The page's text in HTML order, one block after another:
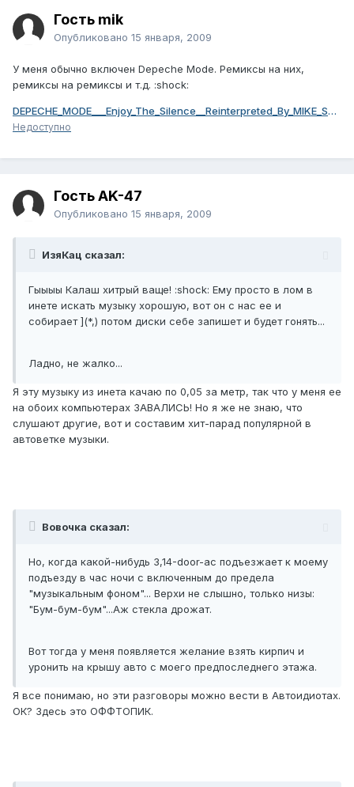
Гость mik
Опубликовано 15 января, 2009
У меня обычно включен Depeche Mode. Ремиксы на них,
ремиксы на ремиксы и т.д. :shock:
DEPECHE_MODE___Enjoy_The_Silence__Reinterpreted_By_MIKE_SHINODA_.mp3
Недоступно
Гость AK-47
Опубликовано 15 января, 2009
ИзяКац сказал:
Гыыыы Калаш хитрый ваще! :shock: Ему просто в лом в
инете искать музыку хорошую, вот он с нас ее и
собирает ](*,) потом диски себе запишет и будет гонять...
Ладно, не жалко...
Я эту музыку из инета качаю по 0,05 за метр, так что у меня ее
на обоих компьютерах ЗАВАЛИСЬ! Но я же не знаю, что
слушают другие, вот и составим хит-парад популярной в
автоветке музыки.
Вовочка сказал:
Но, когда какой-нибудь 3,14-door-ас подъезжает к моему
подъезду в час ночи с включенным до предела
"музыкальным фоном"... Верхи не слышно, только низы:
"Бум-бум-бум"...Аж стекла дрожат.
Вот тогда у меня появляется желание взять кирпич и
уронить на крышу авто с моего предпоследнего этажа.
Я все понимаю, но эти разговоры можно вести в Автоидиотах.
ОК? Здесь это ОФФТОПИК.